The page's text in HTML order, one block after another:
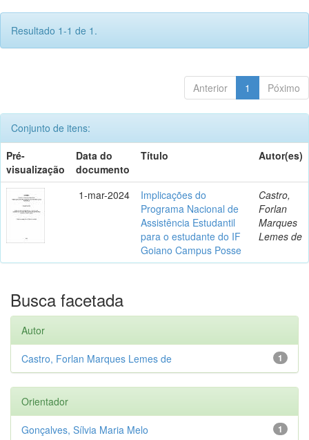
Resultado 1-1 de 1.
Anterior 1 Póximo
Conjunto de itens:
Pré-
visualização
Data do
documento
Título Autor(es)
1-mar-2024
Implicações do
Programa Nacional de
Assistência Estudantil
para o estudante do IF
Goiano Campus Posse
Castro,
Forlan
Marques
Lemes de
Busca facetada
Autor
1
Castro, Forlan Marques Lemes de
Orientador
1
Gonçalves, Sílvia Maria Melo